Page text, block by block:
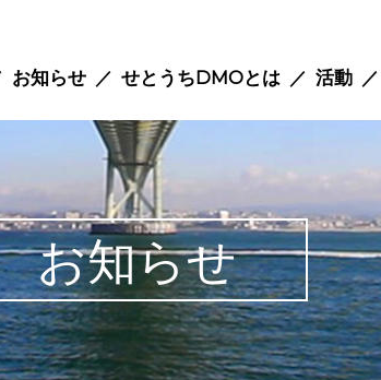
お知らせ せとうちDMOとは 活動
お知らせ